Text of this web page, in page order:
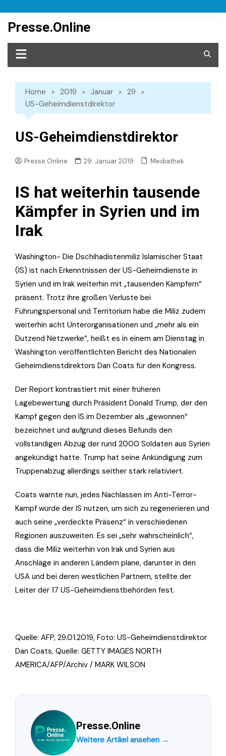
content
Presse.Online
Home 2019 Januar
29
US-Geheimdienstdirektor
US-Geheimdienstdirektor
Presse.Online 29. Januar 2019 Mediathek
IS hat weiterhin tausende
Kämpfer in Syrien und im
Irak
Washington- Die Dschihadistenmiliz Islamischer Staat
(IS) ist nach Erkenntnissen der US-Geheimdienste in
Syrien und im Irak weiterhin mit „tausenden Kämpfern“
präsent. Trotz ihre großen Verluste bei
Führungspersonal und Territorium habe die Miliz zudem
weiterhin acht Unterorganisationen und „mehr als ein
Dutzend Netzwerke“, heißt es in einem am Dienstag in
Washington veröffentlichten Bericht des Nationalen
Geheimdienstdirektors Dan Coats für den Kongress.
Der Report kontrastiert mit einer früheren
Lagebewertung durch Präsident Donald Trump, der den
Kampf gegen den IS im Dezember als „gewonnen“
bezeichnet und aufgrund dieses Befunds den
vollständigen Abzug der rund 2000 Soldaten aus Syrien
angekündigt hatte. Trump hat seine Ankündigung zum
Truppenabzug allerdings seither stark relativiert.
Coats warnte nun, jedes Nachlassen im Anti-Terror-
Kampf würde der IS nutzen, um sich zu regenerieren und
auch seine „verdeckte Präsenz“ in verschiedenen
Regionen auszuweiten. Es sei „sehr wahrscheinlich“,
dass die Miliz weiterhin von Irak und Syrien aus
Anschläge in anderen Ländern plane, darunter in den
USA und bei deren westlichen Partnern, stellte der
Leiter der 17 US-Geheimdienstbehörden fest.
Quelle: AFP, 29.01.2019, Foto: US-Geheimdienstdirektor
Dan Coats, Quelle: GETTY IMAGES NORTH
AMERICA/AFP/Archiv / MARK WILSON
Presse.Online
Weitere Artikel ansehen →